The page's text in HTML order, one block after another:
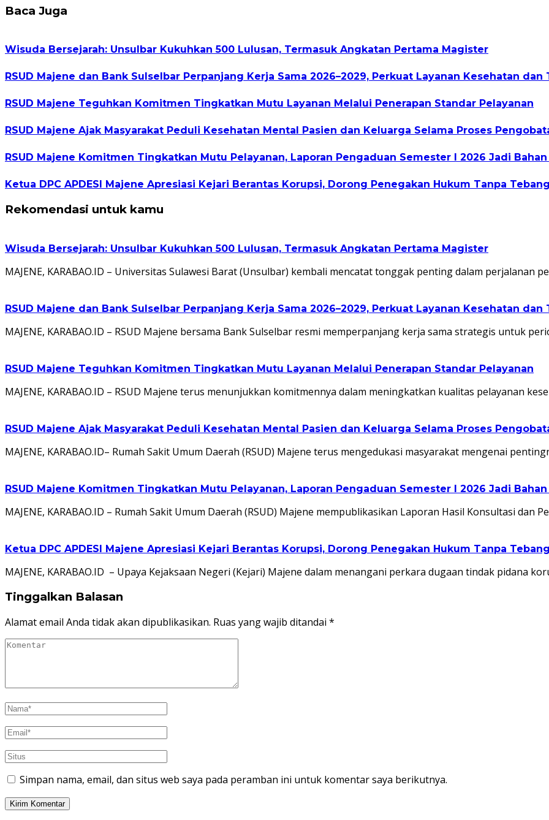
Baca Juga
Wisuda Bersejarah: Unsulbar Kukuhkan 500 Lulusan, Termasuk Angkatan Pertama Magister
RSUD Majene dan Bank Sulselbar Perpanjang Kerja Sama 2026–2029, Perkuat Layanan Kesehatan dan
RSUD Majene Teguhkan Komitmen Tingkatkan Mutu Layanan Melalui Penerapan Standar Pelayanan
RSUD Majene Ajak Masyarakat Peduli Kesehatan Mental Pasien dan Keluarga Selama Proses
RSUD Majene Komitmen Tingkatkan Mutu Pelayanan, Laporan Pengaduan Semester I 2026 Jadi Bahan
Ketua DPC APDESI Majene Apresiasi Kejari Berantas Korupsi, Dorong Penegakan Hukum Tanpa
Rekomendasi untuk kamu
Wisuda Bersejarah: Unsulbar Kukuhkan 500 Lulusan, Termasuk Angkatan Pertama Magister
MAJENE, KARABAO.ID – Universitas Sulawesi Barat (Unsulbar) kembali mencatat tonggak penting dalam perjalanan
RSUD Majene dan Bank Sulselbar Perpanjang Kerja Sama 2026–2029, Perkuat Layanan Kesehatan dan
MAJENE, KARABAO.ID – RSUD Majene bersama Bank Sulselbar resmi memperpanjang kerja sama strategis untuk
RSUD Majene Teguhkan Komitmen Tingkatkan Mutu Layanan Melalui Penerapan Standar Pelayanan
MAJENE, KARABAO.ID – RSUD Majene terus menunjukkan komitmennya dalam meningkatkan kualitas pelayanan
RSUD Majene Ajak Masyarakat Peduli Kesehatan Mental Pasien dan Keluarga Selama Proses
MAJENE, KARABAO.ID– Rumah Sakit Umum Daerah (RSUD) Majene terus mengedukasi masyarakat mengenai
RSUD Majene Komitmen Tingkatkan Mutu Pelayanan, Laporan Pengaduan Semester I 2026 Jadi Bahan
MAJENE, KARABAO.ID – Rumah Sakit Umum Daerah (RSUD) Majene mempublikasikan Laporan Hasil Konsultasi dan
Ketua DPC APDESI Majene Apresiasi Kejari Berantas Korupsi, Dorong Penegakan Hukum Tanpa
MAJENE, KARABAO.ID – Upaya Kejaksaan Negeri (Kejari) Majene dalam menangani perkara dugaan tindak pidana
Tinggalkan Balasan
Alamat email Anda tidak akan dipublikasikan. Ruas yang wajib ditandai *
Simpan nama, email, dan situs web saya pada peramban ini untuk komentar saya berikutnya.